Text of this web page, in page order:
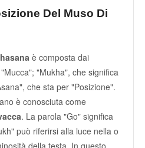
Del Muso Di
è composta dai
"Mukha", che significa
che sta per "Posizione".
è conosciuta come
. La parola "Go" significa
può riferirsi alla luce nella o
della testa. In questo